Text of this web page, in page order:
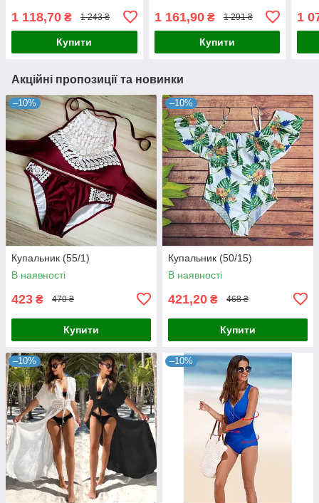
1 118,70 ₴ 1 243 ₴
Купити
1 161,90₴ 1 291 ₴
Купити
1
Акційні пропозиції та новинки
–10%
Купальник (55/1)
В наявності
423 ₴ 470 ₴
Купити
–10%
Купальник (50/15)
В наявності
421,20 ₴ 468 ₴
Купити
–10% –10%